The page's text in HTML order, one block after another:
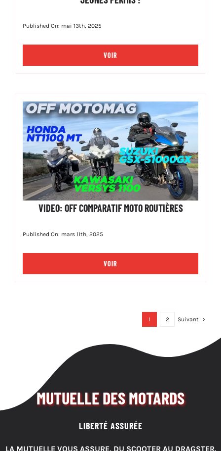
Published On: mai 13th, 2025
VOIR
VIDEO: OFF COMPARATIF MOTO ROUTIÈRES
Published On: mars 11th, 2025
VOIR
1 2 Suivant
MUTUELLE DES MOTARDS
LIBERTÉ ASSURÉE
LA MUTUELLE VOUS ASSURE, DU SCOOTER AU DRAGSTER.